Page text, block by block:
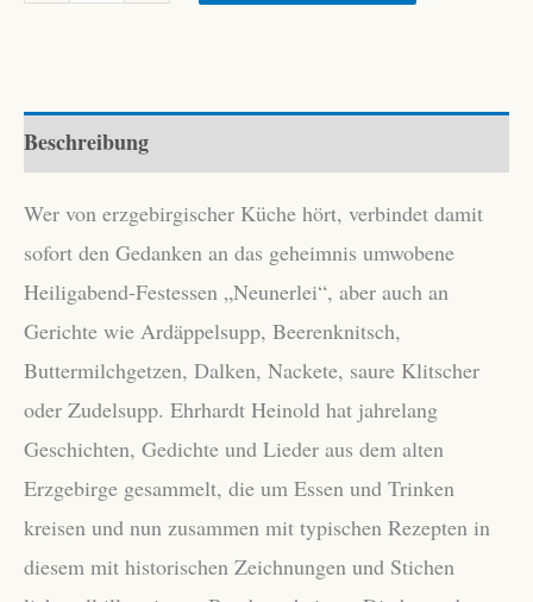
Beschreibung
Wer von erzgebirgischer Küche hört, verbindet damit
sofort den Gedanken an das geheimnis umwobene
Heiligabend-Festessen „Neunerlei“, aber auch an
Gerichte wie Ardäppelsupp, Beerenknitsch,
Buttermilchgetzen, Dalken, Nackete, saure Klitscher
oder Zudelsupp. Ehrhardt Heinold hat jahrelang
Geschichten, Gedichte und Lieder aus dem alten
Erzgebirge gesammelt, die um Essen und Trinken
kreisen und nun zusammen mit typischen Rezepten in
diesem mit historischen Zeichnungen und Stichen